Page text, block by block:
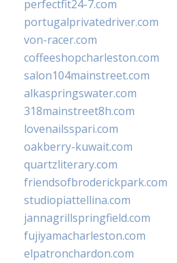
perfectfit24-7.com
portugalprivatedriver.com
von-racer.com
coffeeshopcharleston.com
salon104mainstreet.com
alkaspringswater.com
318mainstreet8h.com
lovenailsspari.com
oakberry-kuwait.com
quartzliterary.com
friendsofbroderickpark.com
studiopiattellina.com
jannagrillspringfield.com
fujiyamacharleston.com
elpatronchardon.com